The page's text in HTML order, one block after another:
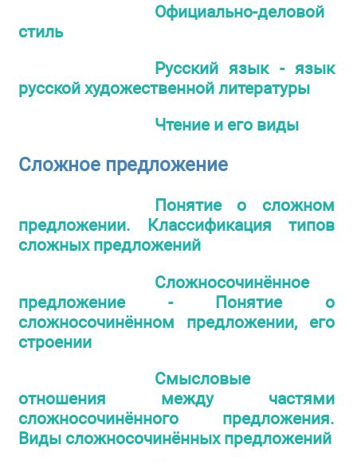
Официально-деловой
стиль
Русский язык - язык
русской художественной литературы
Чтение и его виды
Сложное предложение
Понятие о сложном
предложении. Классификация типов
сложных предложений
Сложносочинённое
предложение - Понятие о
сложносочинённом предложении, его
строении
Смысловые
отношения между частями
сложносочинённого предложения.
Виды сложносочинённых предложений